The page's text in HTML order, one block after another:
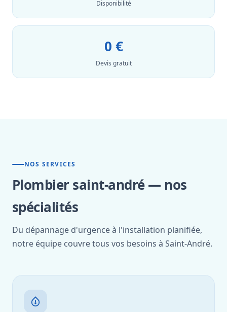
Disponibilité
0 €
Devis gratuit
NOS SERVICES
Plombier saint-andré — nos
spécialités
Du dépannage d'urgence à l'installation planifiée,
notre équipe couvre tous vos besoins à Saint-André.